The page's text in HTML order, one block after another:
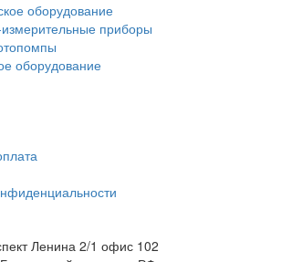
оборудование
приборы
оборудование
Ленина 2/1 офис 102